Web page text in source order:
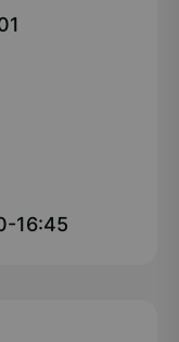
16:45